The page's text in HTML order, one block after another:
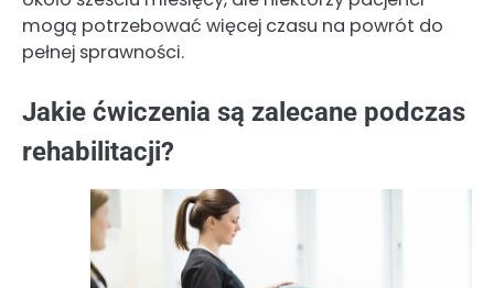
mogą potrzebować więcej czasu na powrót do
pełnej sprawności.
Jakie ćwiczenia są zalecane podczas
rehabilitacji?